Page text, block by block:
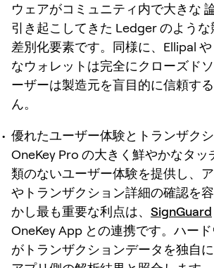
ウェアがコミュニティ内で大きな
引き起こしてきた Ledger のよう
差別化要素です。同様に、Ellipal や
なウォレットは完全にクローズド
ーザーは製造元を盲目的に信頼す
ん。
優れたユーザー体験とトランザク
OneKey Pro の大きく鮮やかなタッ
類のないユーザー体験を提供し、
やトランザクション詳細の確認を
かし最も重要な利点は、 SignGuard
OneKey App との連携です。ハー
がトランザクションデータを独自